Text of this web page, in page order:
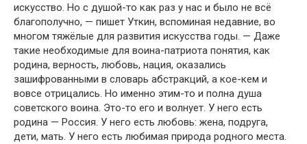
искусство. Но с душой-то как раз у нас и было не всё
благополучно, — пишет Уткин, вспоминая недавние, во
многом тяжёлые для развития искусства годы. — Даже
такие необходимые для воина-патриота понятия, как
родина, верность, любовь, нация, оказались
зашифрованными в словарь абстракций, а кое-кем и
вовсе отрицались. Но именно этим-то и полна душа
советского воина. Это-то его и волнует. У него есть
родина — Россия. У него есть любовь: жена, подруга,
дети, мать. У него есть любимая природа родного места.